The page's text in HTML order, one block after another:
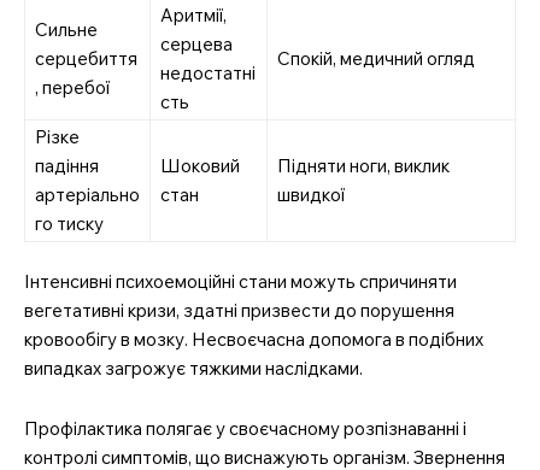
Сильне
серцебиття
, перебої
Аритмії,
серцева
недостатні
сть
Спокій, медичний огляд
Різке
падіння
артеріально
го тиску
Шоковий
стан
Підняти ноги, виклик
швидкої
Інтенсивні психоемоційні стани можуть спричиняти
вегетативні кризи, здатні призвести до порушення
кровообігу в мозку. Несвоєчасна допомога в подібних
випадках загрожує тяжкими наслідками.
Профілактика полягає у своєчасному розпізнаванні і
контролі симптомів, що виснажують організм. Звернення